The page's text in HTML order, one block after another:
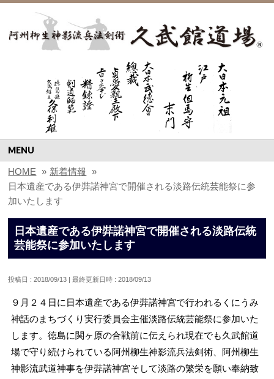
MENU
HOME » 新着情報 »
日本遺産である伊弉諾神宮で開催される淡路伝統芸能祭に参
加いたします
日本遺産である伊弉諾神宮で開催される淡路伝統
芸能祭に参加いたします
投稿日 : 2018/09/13 最終更新日時 : 2018/09/13
９月２４日に日本遺産である伊弉諾神宮で行われるくにうみ
神話のまちづくり実行委員会主催淡路伝統芸能祭に参加いた
します。徳島に関ヶ原の合戦前に伝えられ現在でも久武館道
場で守り続けられている阿州柳生神影流兵法剣術、阿州柳生
神影流武道神事を伊弉諾神宮そして淡路の繁栄を願い奉納致